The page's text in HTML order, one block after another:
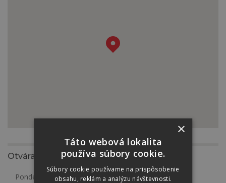
Otváracia doba
Pondelok
7:00-16:00
×
Táto webová lokalita
používa súbory cookie.
Súbory cookie používame na prispôsobenie
obsahu, reklám a analýzu návštevnosti.